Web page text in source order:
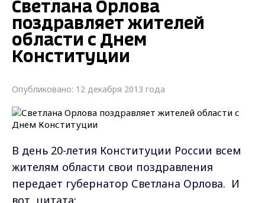
Светлана Орлова
поздравляет жителей
области с Днем
Конституции
Опубликовано: 12 декабря 2013 года
В день 20-летия Конституции России всем
жителям области свои поздравления
передает губернатор Светлана Орлова. И
вот цитата: